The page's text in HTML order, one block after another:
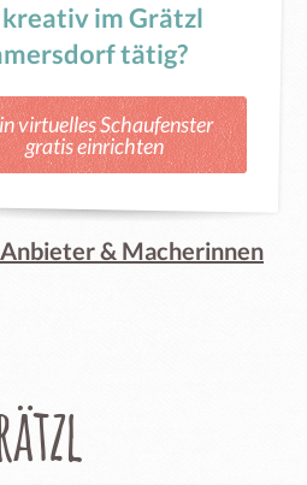
im Grätzl
tätig?
virtuelles Schaufenster
gratis einrichten
& Macherinnen